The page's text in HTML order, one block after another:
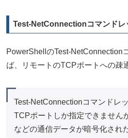
Test-NetConnectionコマンドレ
PowerShellのTest-NetConnection
ば、リモートのTCPポートへの疎
Test-NetConnectionコマンドレ
TCPポートしか指定できません
などの通信データが暗号化され